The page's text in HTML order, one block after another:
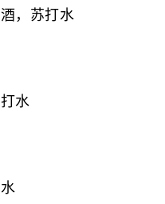
，苏打水
水